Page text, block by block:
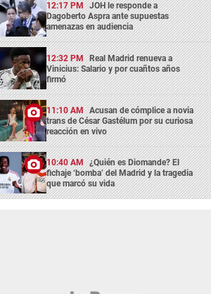
12:17 PM JOH le responde a
Dagoberto Aspra ante supuestas
amenazas en audiencia
12:32 PM Real Madrid renueva a
Vinicius: Salario y por cuañtos años
firmó
11:10 AM Acusan de cómplice a novia
trans de César Gastélum por su curiosa
reacción en vivo
10:40 AM ¿Quién es Diomande? El
fichaje ‘bomba’ del Madrid y la tragedia
que marcó su vida